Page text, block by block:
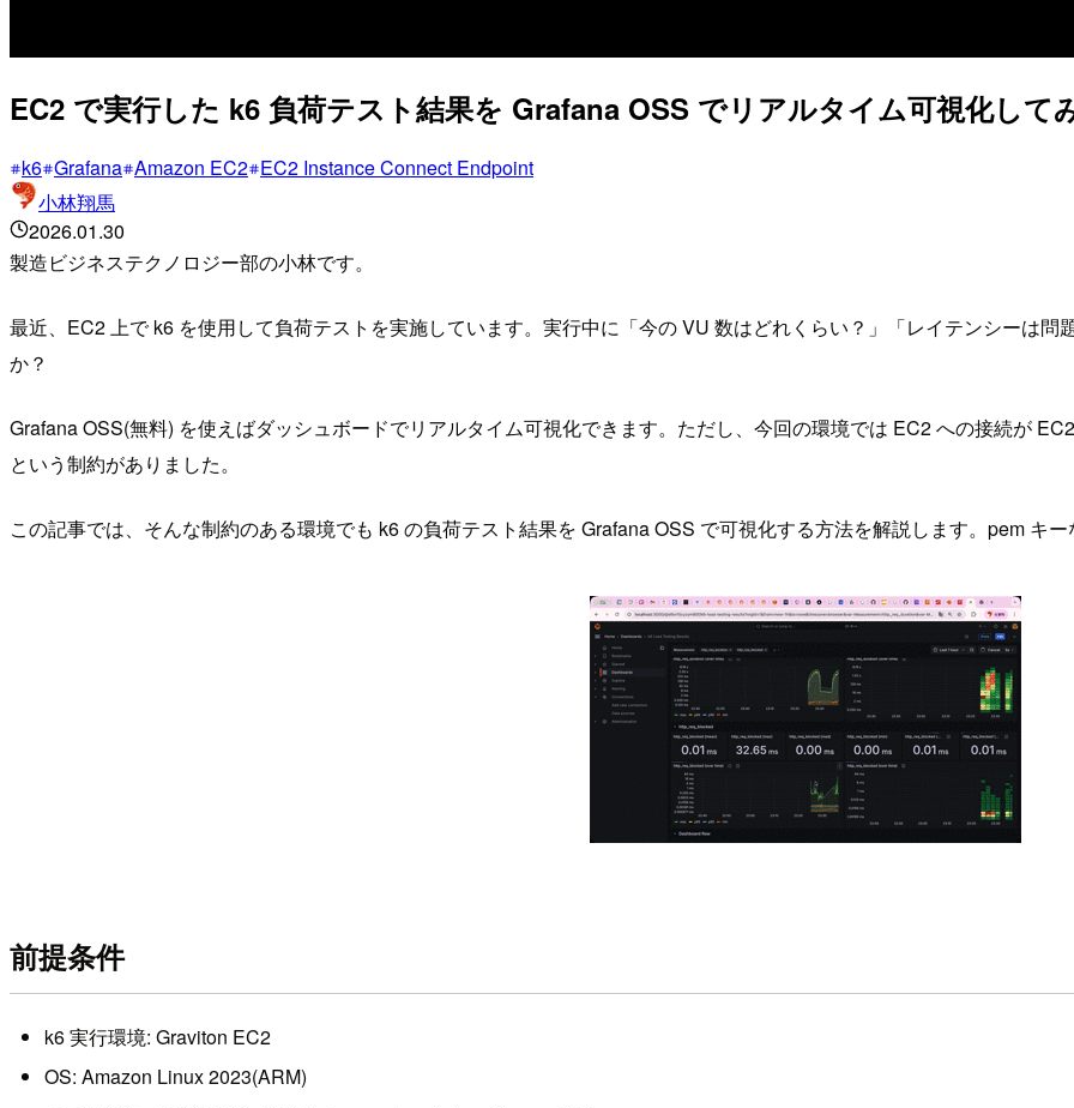
EC2 で実行した k6 負荷テスト結果を Grafana OSS でリアルタイム可視化して
k6 Grafana Amazon EC2 EC2 Instance Connect Endpoint
小林翔馬
2026.01.30
製造ビジネステクノロジー部の小林です。
最近、EC2 上で k6 を使用して負荷テストを実施しています。実行中に「今の VU 数はどれくらい？」「レイテンシーは
か？
Grafana OSS(無料) を使えばダッシュボードでリアルタイム可視化できます。ただし、今回の環境では EC2 への接続が
という制約がありました。
この記事では、そんな制約のある環境でも k6 の負荷テスト結果を Grafana OSS で可視化する方法を解説します。pem キ
前提条件
k6 実行環境: Graviton EC2
OS: Amazon Linux 2023(ARM)